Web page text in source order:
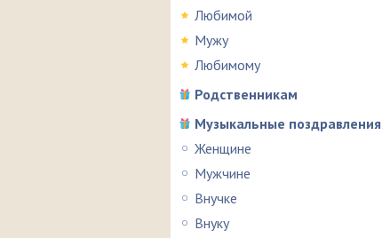
Любимой
Мужу
Любимому
Родственникам
Музыкальные поздравления
Женщине
Мужчине
Внучке
Внуку